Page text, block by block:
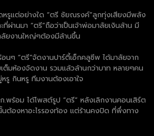
หรูแต่อย่างใด “ตรี ชัยณรงค์”ลูกทุ่งเสียงมีพลัง
ที่ผ่านมา “ตรี”ถือว่าเป็นเจ้าพ่อมาลัยเงินล้าน มี
ยงานใหญ่ๆต้องมีล้านขึ้น
นๆ “ตรี”จัดงานปาร์ตี้เอ็กคลูซีพ ได้มาลัยจาก
ต็มห้องจัดงาน รวมแล้วล้านกว่าบาท หลายๆคน
รู กินหรู ทีมงานต้องเอาใจ
พร้อม ได้โพสต์รูป “ตรี” หลังเลิกงานคอนเสิร์ต
ต้องหาอะไรรองท้อง แต่ร้านคงปิด ที่พึ่งทาง